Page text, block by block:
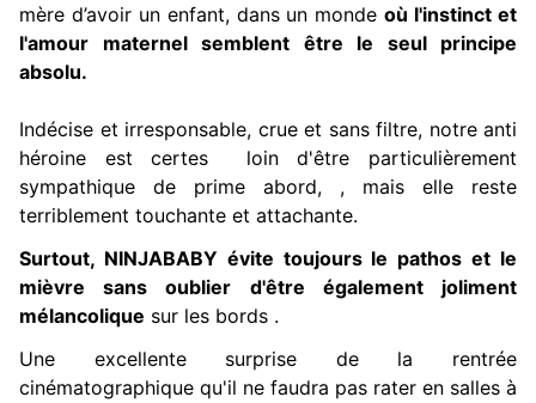
mère d’avoir un enfant, dans un mondeoù l'instinct et
l'amour maternel semblent être le seul principe
absolu.
Indécise et irresponsable, crue et sans filtre, notre anti
héroine est certes loin d'être particulièrement
sympathique de prime abord, , mais elle reste
terriblement touchante et attachante.
Surtout, NINJABABY évite toujours le pathos et le
mièvre sans oublier d'être également joliment
mélancolique sur les bords .
Une excellente surprise de la rentrée
cinématographique qu'il ne faudra pas rater en salles à